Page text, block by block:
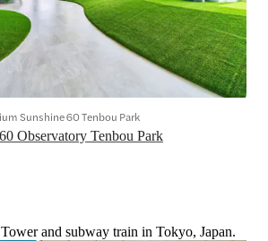
Observatory Tenbou Park
Sunshine 60 Tenbou Park
and subway train in Tokyo, Japan.